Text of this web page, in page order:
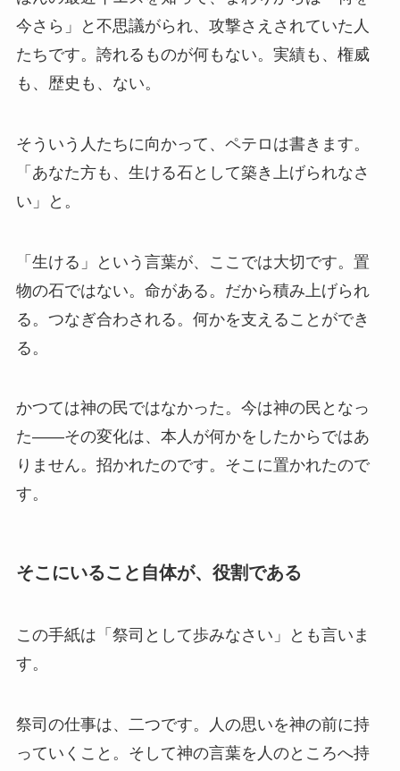
今さら」と不思議がられ、攻撃さえされていた人
たちです。誇れるものが何もない。実績も、権威
も、歴史も、ない。
そういう人たちに向かって、ペテロは書きます。
「あなた方も、生ける石として築き上げられなさ
い」と。
「生ける」という言葉が、ここでは大切です。置
物の石ではない。命がある。だから積み上げられ
る。つなぎ合わされる。何かを支えることができ
る。
かつては神の民ではなかった。今は神の民となっ
た——その変化は、本人が何かをしたからではあ
りません。招かれたのです。そこに置かれたので
す。
そこにいること自体が、役割である
この手紙は「祭司として歩みなさい」とも言いま
す。
祭司の仕事は、二つです。人の思いを神の前に持
っていくこと。そして神の言葉を人のところへ持